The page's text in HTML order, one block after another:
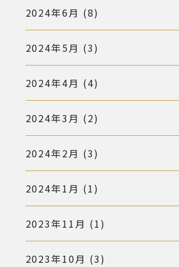
2024年6月 (8)
2024年5月 (3)
2024年4月 (4)
2024年3月 (2)
2024年2月 (3)
2024年1月 (1)
2023年11月 (1)
2023年10月 (3)